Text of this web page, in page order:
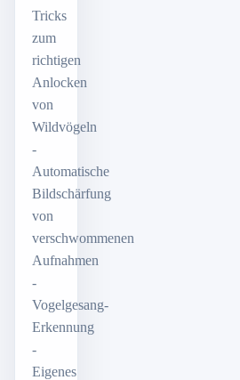
Tricks
zum
richtigen
Anlocken
von
Wildvögeln
-
Automatische
Bildschärfung
von
verschwommenen
Aufnahmen
-
Vogelgesang-
Erkennung
-
Eigenes